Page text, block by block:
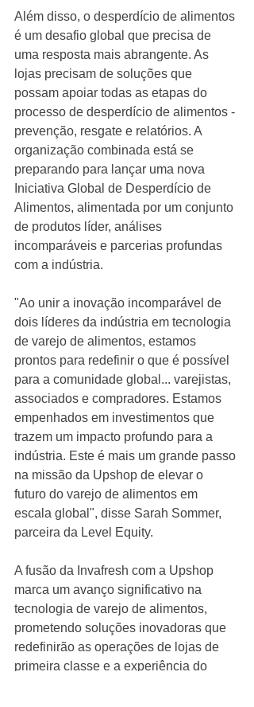
Além disso, o desperdício de alimentos
é um desafio global que precisa de
uma resposta mais abrangente. As
lojas precisam de soluções que
possam apoiar todas as etapas do
processo de desperdício de alimentos -
prevenção, resgate e relatórios. A
organização combinada está se
preparando para lançar uma nova
Iniciativa Global de Desperdício de
Alimentos, alimentada por um conjunto
de produtos líder, análises
incomparáveis e parcerias profundas
com a indústria.
"Ao unir a inovação incomparável de
dois líderes da indústria em tecnologia
de varejo de alimentos, estamos
prontos para redefinir o que é possível
para a comunidade global... varejistas,
associados e compradores. Estamos
empenhados em investimentos que
trazem um impacto profundo para a
indústria. Este é mais um grande passo
na missão da Upshop de elevar o
futuro do varejo de alimentos em
escala global", disse Sarah Sommer,
parceira da Level Equity.
A fusão da Invafresh com a Upshop
marca um avanço significativo na
tecnologia de varejo de alimentos,
prometendo soluções inovadoras que
redefinirão as operações de lojas de
primeira classe e a experiência do